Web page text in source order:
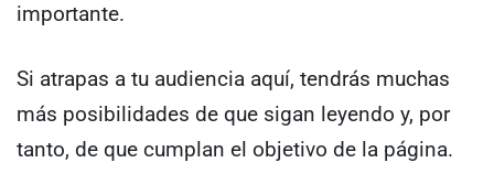
importante.
Si atrapas a tu audiencia aquí, tendrás muchas
más posibilidades de que sigan leyendo y, por
tanto, de que cumplan el objetivo de la página.